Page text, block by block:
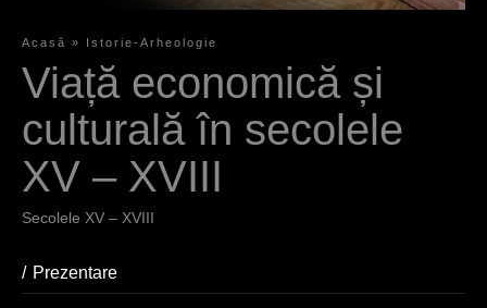
bistrițeni
sunt
reprezentat
e cele mai
importante
bresle ale
orașului:
rotarii,
croitorii,
E
t
i
a
c
Acasă » Istorie-Arheologie
Viață economică și
culturală în secolele
XV – XVIII
Secolele XV – XVIII
Prezentare